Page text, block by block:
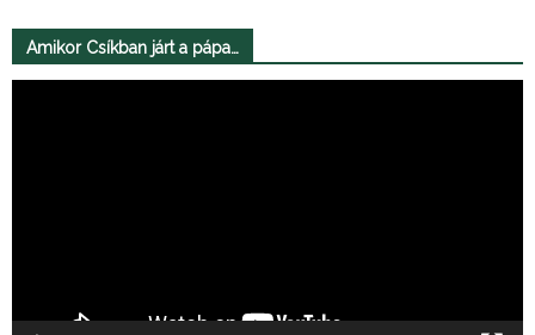
Amikor Csíkban járt a pápa…